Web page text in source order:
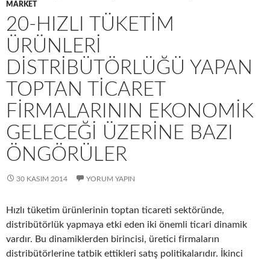
MARKET
20-HIZLI TÜKETIM
ÜRÜNLERI
DISTRIBÜTÖRLÜĞÜ YAPAN
TOPTAN TICARET
FIRMALARININ EKONOMIK
GELECEĞI ÜZERINE BAZI
ÖNGÖRÜLER
30 KASIM 2014 YORUM YAPIN
Hızlı tüketim ürünlerinin toptan ticareti sektöründe,
distribütörlük yapmaya etki eden iki önemli ticari dinamik
vardır. Bu dinamiklerden birincisi, üretici firmaların
distribütörlerine tatbik ettikleri satış politikalarıdır. İkinci